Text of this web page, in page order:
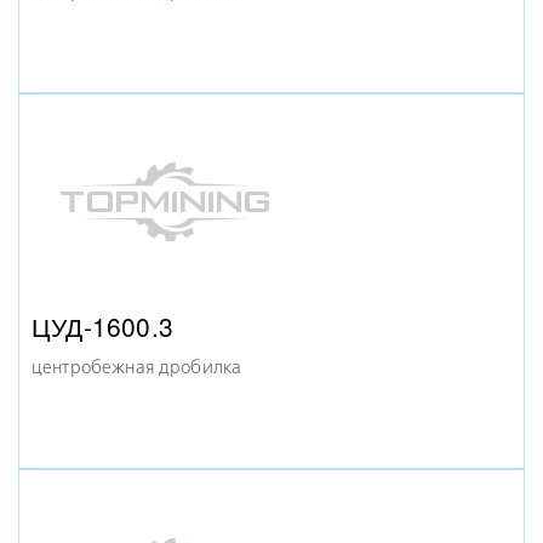
МД 10Х13
ДЩ-6Х9 (АНАЛОГ СМД-110А)
щековая дробилка
ЦУД-1600.3
центробежная дробилка